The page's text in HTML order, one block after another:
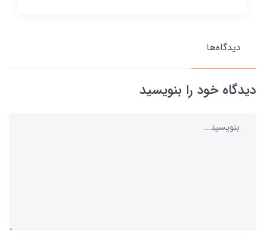
دیدگاه‌ها
دیدگاه خود را بنویسید